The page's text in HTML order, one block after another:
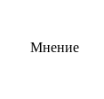
Мнение